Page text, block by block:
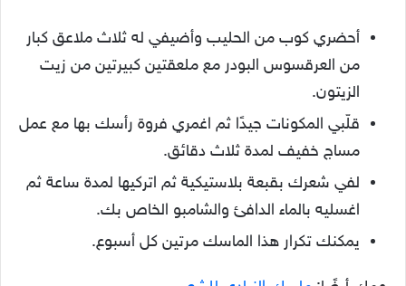
أحضري كوب من الحليب وأضيفي له ثلاث ملاعق كبار
من العرقسوس البودر مع ملعقتين كبيرتين من زيت
الزيتون.
قلّبي المكونات جيدًا ثم اغمري فروة رأسك بها مع عمل
مساج خفيف لمدة ثلاث دقائق.
لفي شعرك بقبعة بلاستيكية ثم اتركيها لمدة ساعة ثم
اغسليه بالماء الدافئ والشامبو الخاص بك.
يمكنك تكرار هذا الماسك مرتين كل أسبوع.